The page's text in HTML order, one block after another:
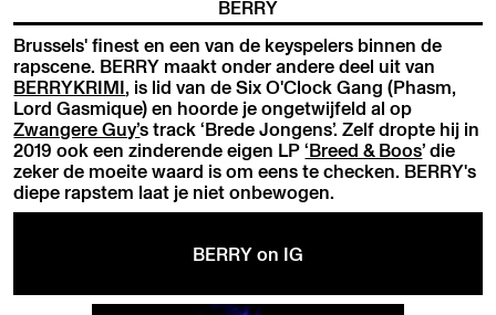
BERRY
Brussels' finest en een van de keyspelers binnen de
rapscene. BERRY maakt onder andere deel uit van
BERRYKRIMI, is lid van de Six O'Clock Gang (Phasm,
Lord Gasmique) en hoorde je ongetwijfeld al op
Zwangere Guy’s track ‘Brede Jongens’. Zelf dropte hij in
2019 ook een zinderende eigen LP‘Breed & Boos’ die
zeker de moeite waard is om eens te checken. BERRY's
diepe rapstem laat je niet onbewogen.
BERRY on IG